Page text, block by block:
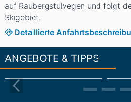
auf Raubergstulvegen und folgt
Skigebiet.
Detaillierte
ANGEBOTE & TIPPS